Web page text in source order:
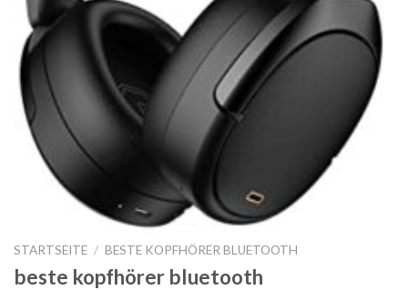
STARTSEITE / BESTE KOPFHÖRER BLUETOOTH
beste kopfhörer bluetooth